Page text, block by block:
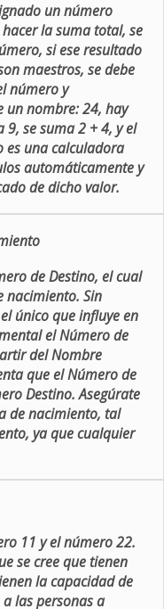
un número
la suma total, se
si ese resultado
maestros, se debe
número y
un nombre: 24, hay
se suma 2 + 4, y el
es una calculadora
automáticamente y
de dicho valor.
de Destino, el cual
nacimiento. Sin
único que influye en
el Número de
del Nombre
que el Número de
Destino. Asegúrate
de nacimiento, tal
ya que cualquier
11 y el número 22.
se cree que tienen
la capacidad de
las personas a